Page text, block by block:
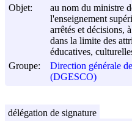
Objet:
au nom du ministre
l'enseignement
arrêtés et décisions,
dans la limite des
éducatives,
Groupe:
Direction générale
(DGESCO)
délégation de signature